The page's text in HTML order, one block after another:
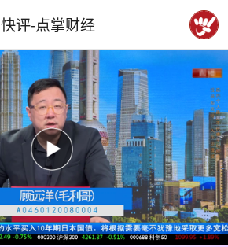
快评-点掌财经